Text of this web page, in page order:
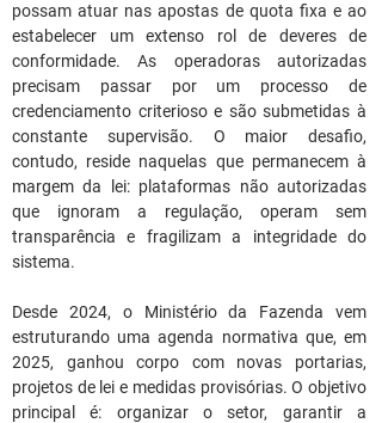
possam atuar nas apostas de quota fixa e ao
estabelecer um extenso rol de deveres de
conformidade. As operadoras autorizadas
precisam passar por um processo de
credenciamento criterioso e são submetidas à
constante supervisão. O maior desafio,
contudo, reside naquelas que permanecem à
margem da lei: plataformas não autorizadas
que ignoram a regulação, operam sem
transparência e fragilizam a integridade do
sistema.
Desde 2024, o Ministério da Fazenda vem
estruturando uma agenda normativa que, em
2025, ganhou corpo com novas portarias,
projetos de lei e medidas provisórias. O objetivo
principal é: organizar o setor, garantir a